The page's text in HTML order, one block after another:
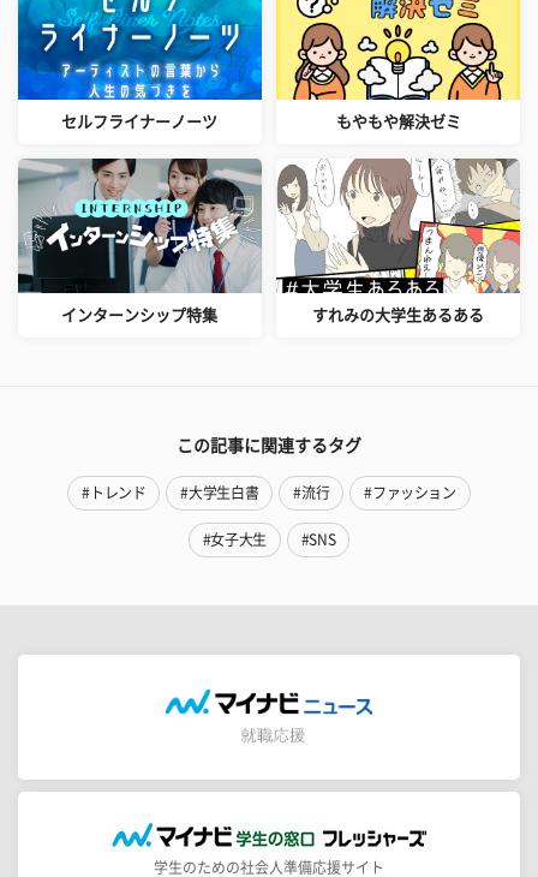
セルフライナーノーツ もやもや解決ゼミ
インターンシップ特集 すれみの大学生あるある
この記事に関連するタグ
#トレンド #大学生白書 #流行 #ファッション
#女子大生 #SNS
学生のための社会人準備応援サイト